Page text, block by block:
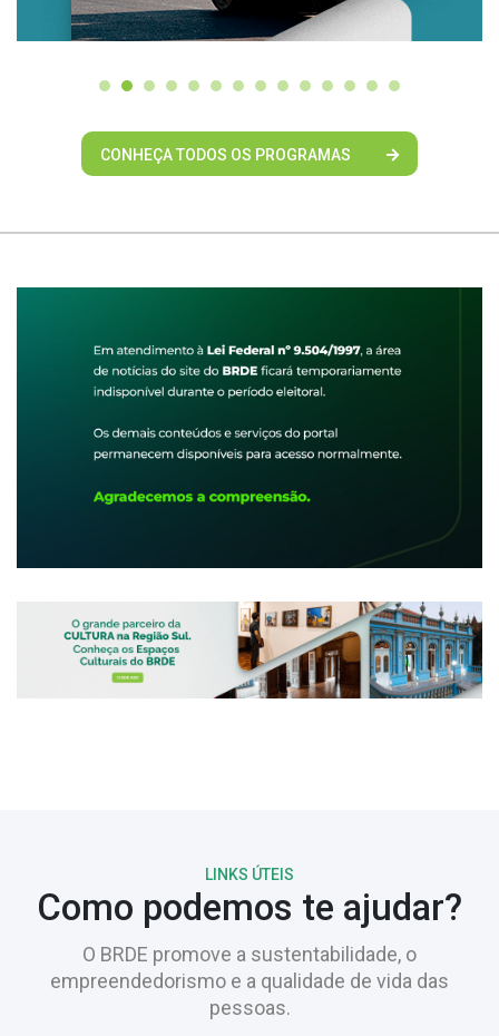
CONHEÇA TODOS OS PROGRAMAS
LINKS ÚTEIS
Como podemos te ajudar?
O BRDE promove a sustentabilidade, o
empreendedorismo e a qualidade de vida das
pessoas.